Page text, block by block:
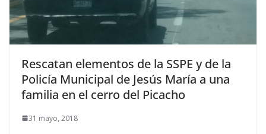
Rescatan elementos de la SSPE y de la
Policía Municipal de Jesús María a una
familia en el cerro del Picacho
31 mayo, 2018